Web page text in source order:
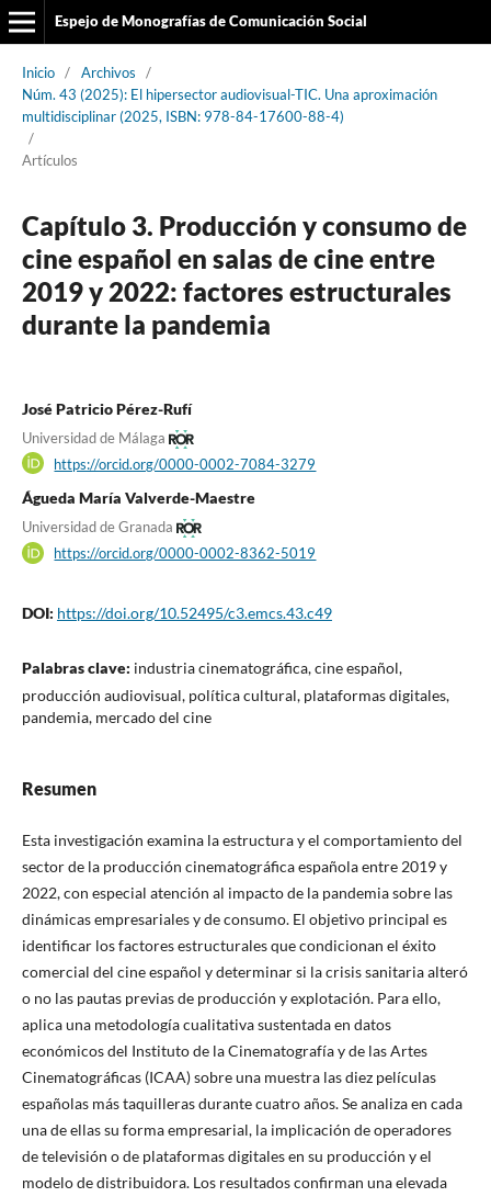
Espejo de Monografías de Comunicación Social
Inicio / Archivos
/
Núm. 43 (2025): El hipersector audiovisual-TIC. Una aproximación
multidisciplinar (2025, ISBN: 978-84-17600-88-4)
/
Artículos
Capítulo 3. Producción y consumo de
cine español en salas de cine entre
2019 y 2022: factores estructurales
durante la pandemia
José Patricio Pérez-Rufí
Universidad de Málaga
https://orcid.org/0000-0002-7084-3279
Águeda María Valverde-Maestre
Universidad de Granada
https://orcid.org/0000-0002-8362-5019
DOI: https://doi.org/10.52495/c3.emcs.43.c49
Palabras clave: industria cinematográfica, cine español,
producción audiovisual, política cultural, plataformas digitales,
pandemia, mercado del cine
Resumen
Esta investigación examina la estructura y el comportamiento del
sector de la producción cinematográfica española entre 2019 y
2022, con especial atención al impacto de la pandemia sobre las
dinámicas empresariales y de consumo. El objetivo principal es
identificar los factores estructurales que condicionan el éxito
comercial del cine español y determinar si la crisis sanitaria alteró
o no las pautas previas de producción y explotación. Para ello,
aplica una metodología cualitativa sustentada en datos
económicos del Instituto de la Cinematografía y de las Artes
Cinematográficas (ICAA) sobre una muestra las diez películas
españolas más taquilleras durante cuatro años. Se analiza en cada
una de ellas su forma empresarial, la implicación de operadores
de televisión o de plataformas digitales en su producción y el
modelo de distribuidora. Los resultados confirman una elevada